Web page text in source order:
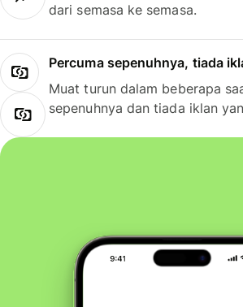
dari semasa ke semasa.
Percuma sepenuhnya, tiada
Muat turun dalam beberapa
sepenuhnya dan tiada iklan